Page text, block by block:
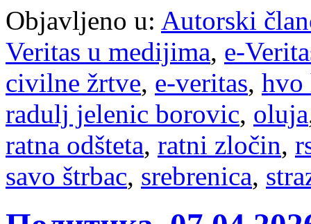
Objavljeno u: Autorski
Veritas u medijima, e-
civilne žrtve, e-veritas, hvo
radulj jelenic borovic, oluja
ratna odšteta, ratni zločin,
savo štrbac, srebrenica,